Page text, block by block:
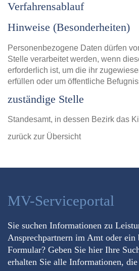
Verfahrensablauf
Hinweise (Besonderheiten)
Personenbezogene Daten dürfen
Stelle verarbeitet werden, wenn
erforderlich ist, um die ihr
erfüllen oder um öffentliche
zuständige Stelle
Standesamt, in dessen Bezirk das
zurück zur Übersicht
MV-Serviceportal
Sie suchen Informationen zu
Ansprechpartnern im Amt oder ein
Formular? Geben Sie hier Ihre
erhalten Sie alle Informationen, die